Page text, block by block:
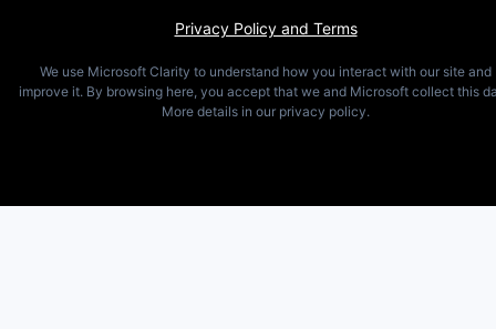
Privacy Policy and Terms
We use Microsoft Clarity to understand how you interact with our site and
improve it. By browsing here, you accept that we and Microsoft collect this
More details in our privacy policy.